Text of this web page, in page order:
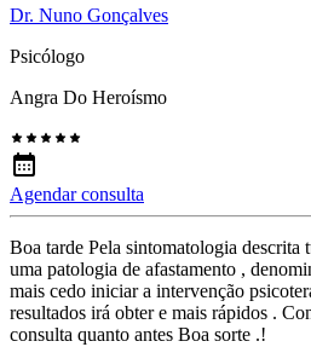
Dr. Nuno Gonçalves
Psicólogo
Angra Do Heroísmo
Agendar consulta
Boa tarde Pela sintomatologia descrita
uma patologia de afastamento ,
mais cedo iniciar a intervenção
resultados irá obter e mais rápidos .
consulta quanto antes Boa sorte .!